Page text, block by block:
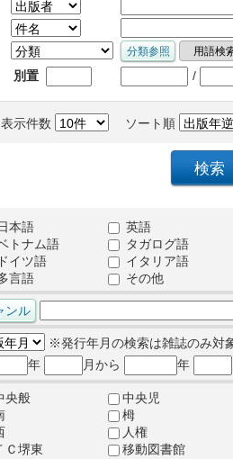
別置 /
表示件数 ソート順
本語
英語
トナム語
タガログ語
ドイツ語
イタリア語
言語
その他
※発行年月の検索は雑誌のみ対
年
月から 年
央般
中央児
栂
人権
Ｃ堺東
移動図書館